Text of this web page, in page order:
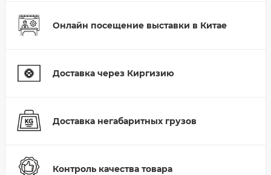
Онлайн посещение выставки в Китае
Доставка через Киргизию
Доставка негабаритных грузов
Контроль качества товара